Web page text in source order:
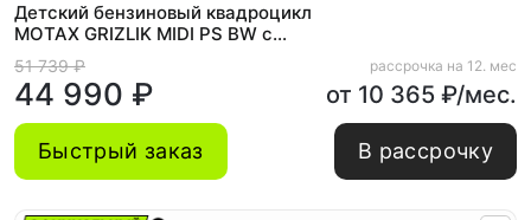
Детский бензиновый квадроцикл
MOTAX GRIZLIK MIDI PS BW с
Механическим стартером
51 739 ₽
44 990 ₽
рассрочка на 12. мес
от 10 365 ₽/мес.
Быстрый заказ В рассрочку